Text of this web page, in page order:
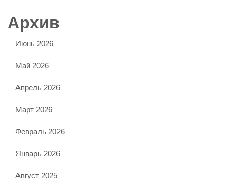
Архив
Июнь 2026
Май 2026
Апрель 2026
Март 2026
Февраль 2026
Январь 2026
Август 2025